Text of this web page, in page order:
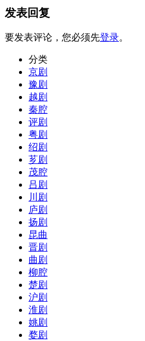
发表回复
要发表评论，您必须先登录。
分类
京剧
豫剧
越剧
秦腔
评剧
粤剧
绍剧
芗剧
茂腔
吕剧
川剧
庐剧
扬剧
昆曲
晋剧
曲剧
柳腔
楚剧
沪剧
淮剧
姚剧
婺剧